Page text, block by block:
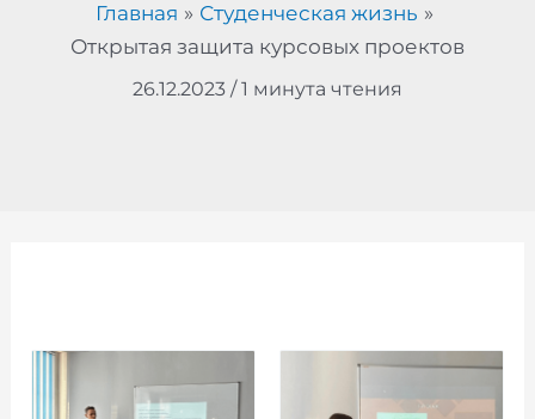
Главная
Студенческая жизнь
Открытая защита курсовых проектов
26.12.2023 /1 минута чтения